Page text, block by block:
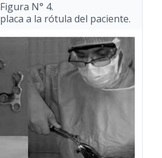
Figura N° 4.
a la rótula del paciente.